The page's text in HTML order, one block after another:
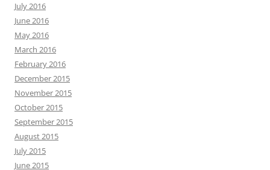
July 2016
June 2016
May 2016
March 2016
February 2016
December 2015
November 2015
October 2015
September 2015
August 2015
July 2015
June 2015